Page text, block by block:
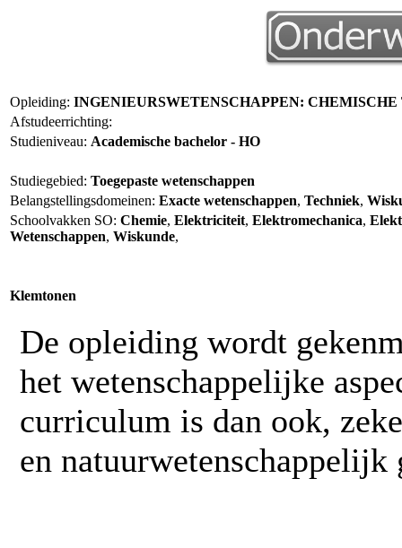
Opleiding: INGENIEURSWETENSCHAPPEN:
Afstudeerrichting:
Studieniveau: Academische bachelor - HO
Studiegebied: Toegepaste wetenschappen
Belangstellingsdomeinen: Exacte wetenschappen, Techniek,
Schoolvakken SO: Chemie, Elektriciteit, Elektromechanica,
Wetenschappen, Wiskunde,
Klemtonen
De opleiding wordt
het wetenschappelijke
curriculum is dan ook,
en natuurwetenschappelijk